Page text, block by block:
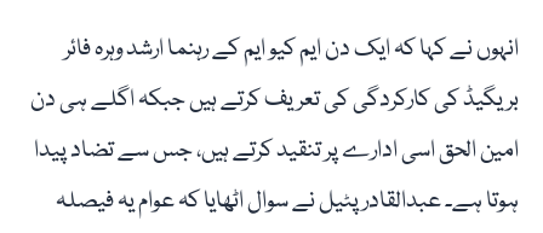
انہوں نے کہا کہ ایک دن ایم کیو ایم کے رہنما ارشد وہرہ فائر
بریگیڈ کی کارکردگی کی تعریف کرتے ہیں جبکہ اگلے ہی دن
امین الحق اسی ادارے پر تنقید کرتے ہیں، جس سے تضاد پیدا
ہوتا ہے۔ عبدالقادر پٹیل نے سوال اٹھایا کہ عوام یہ فیصلہ